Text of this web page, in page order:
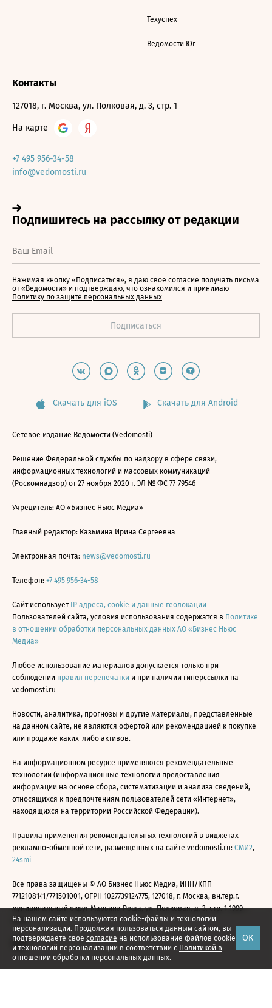
На нашем сайте используются cookie-файлы и технологии
персонализации. Продолжая пользоваться данным сайтом, вы
подтверждаете свое согласие на использование файлов cookie
и технологий персонализации в соответствии с Политикой в
отношении обработки персональных данных.
ОК
Техуспех
Ведомости Юг
Контакты
127018, г. Москва, ул. Полковая, д. 3, стр. 1
На карте
+7 495 956-34-58
info@vedomosti.ru
Нажимая кнопку «Подписаться», я даю свое согласие получать письма
от «Ведомости» и подтверждаю, что ознакомился и принимаю
Политику по защите персональных данных
Скачать для iOS Скачать для Android
Сетевое издание Ведомости (Vedomosti)
Решение Федеральной службы по надзору в сфере связи,
информационных технологий и массовых коммуникаций
(Роскомнадзор) от 27 ноября 2020 г. ЭЛ № ФС 77-79546
Учредитель: АО «Бизнес Ньюс Медиа»
Главный редактор: Казьмина Ирина Сергеевна
Электронная почта: news@vedomosti.ru
Телефон: +7 495 956-34-58
Сайт использует IP адреса, cookie и данные геолокации
Пользователей сайта, условия использования содержатся в Политике
в отношении обработки персональных данных АО «Бизнес Ньюс
Медиа»
Любое использование материалов допускается только при
соблюдении правил перепечатки и при наличии гиперссылки на
vedomosti.ru
Новости, аналитика, прогнозы и другие материалы, представленные
на данном сайте, не являются офертой или рекомендацией к покупке
или продаже каких-либо активов.
На информационном ресурсе применяются рекомендательные
технологии (информационные технологии предоставления
информации на основе сбора, систематизации и анализа сведений,
относящихся к предпочтениям пользователей сети «Интернет»,
находящихся на территории Российской Федерации).
Правила применения рекомендательных технологий в виджетах
рекламно-обменной сети, размещенных на сайте vedomosti.ru: СМИ2,
24smi
Все права защищены © АО Бизнес Ньюс Медиа, ИНН/КПП
7712108141/771501001, ОГРН 1027739124775, 127018, г. Москва, вн.тер.г.
муниципальный округ Марьина Роща, ул. Полковая, д. 3, стр. 1 1999—
2026